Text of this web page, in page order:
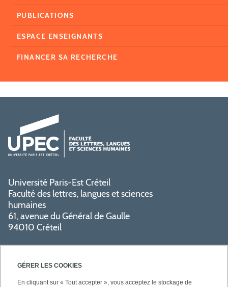
GÉRER LES COOKIES
En cliquant sur « Tout accepter », vous acceptez le stockage de
PUBLICATIONS
ESPACE ENSEIGNANTS
FINANCER SA RECHERCHE
Université Paris-Est Créteil
Faculté des lettres, langues et sciences
humaines
61, avenue du Général de Gaulle
94010 Créteil